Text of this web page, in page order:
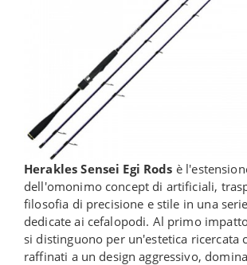
Herakles Sensei Egi Rods è
dell'omonimo concept di artificiali,
filosofia di precisione e stile in una
dedicate ai cefalopodi. Al primo
si distinguono per un'estetica ricercata
raffinati a un design aggressivo,